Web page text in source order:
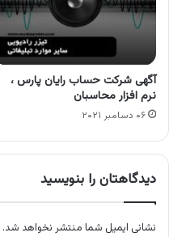
آگهی شرکت حساب رایان پارس ،
نرم افزار محاسبان
۰۶ دسامبر ۲۰۲۱
دیدگاهتان را بنویسید
نشانی ایمیل شما منتشر نخواهد شد.